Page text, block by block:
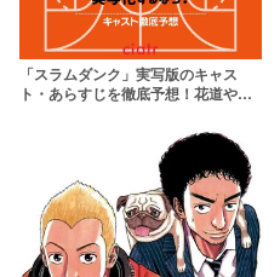
「スラムダンク」実写版のキャス
ト・あらすじを徹底予想！花道や安